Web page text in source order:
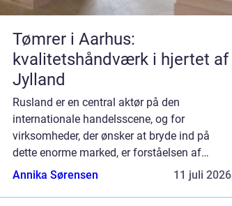
Tømrer i Aarhus:
kvalitetshåndværk i hjertet af
Jylland
Rusland er en central aktør på den
internationale handelsscene, og for
virksomheder, der ønsker at bryde ind på
dette enorme marked, er forståelsen af
fragtprocesserne afgørende. Landets
Annika Sørensen 11 juli 2026